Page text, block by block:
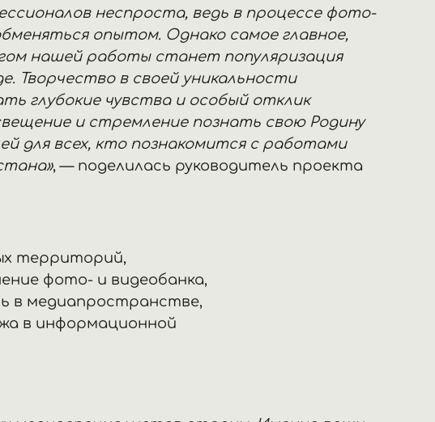
неспроста, ведь в процессе фото-
опытом. Однако самое главное,
нашей работы станет популяризация
Творчество в своей уникальности
глубокие чувства и особый отклик
и стремление познать свою Родину
для всех, кто познакомится с работами
, — поделилась руководитель проекта
территорий,
фото- и видеобанка,
в медиапространстве,
в информационной